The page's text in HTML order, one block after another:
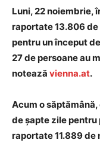
Luni, 22 noiembrie,
raportate 13.806
pentru un început
27 de persoane au
notează vienna.at.
Acum o
de șapte zile
raportate 11.889 de